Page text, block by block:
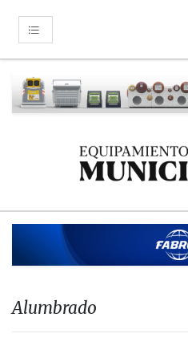
Alumbrado